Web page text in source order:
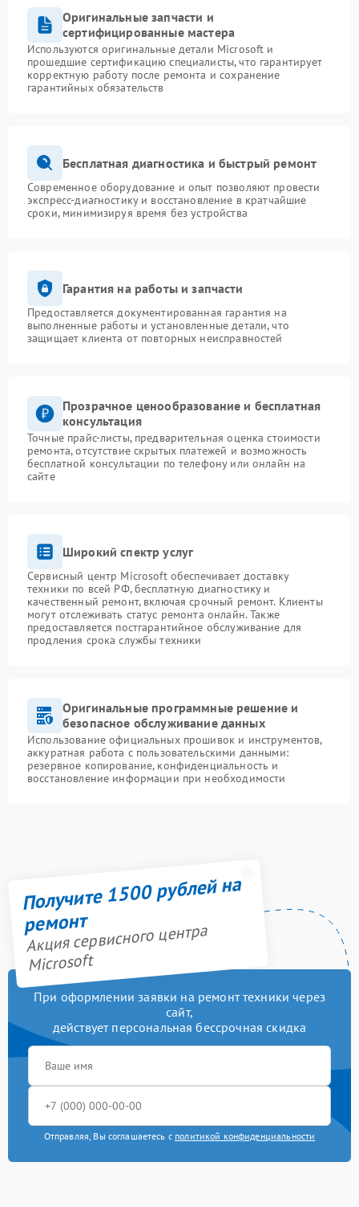
Оригинальные запчасти и
сертифицированные мастера
Используются оригинальные детали Microsoft и
прошедшие сертификацию специалисты, что гарантирует
корректную работу после ремонта и сохранение
гарантийных обязательств
Бесплатная диагностика и быстрый ремонт
Современное оборудование и опыт позволяют провести
экспресс-диагностику и восстановление в кратчайшие
сроки, минимизируя время без устройства
Гарантия на работы и запчасти
Предоставляется документированная гарантия на
выполненные работы и установленные детали, что
защищает клиента от повторных неисправностей
Прозрачное ценообразование и бесплатная
консультация
Точные прайс-листы, предварительная оценка стоимости
ремонта, отсутствие скрытых платежей и возможность
бесплатной консультации по телефону или онлайн на
сайте
Широкий спектр услуг
Сервисный центр Microsoft обеспечивает доставку
техники по всей РФ, бесплатную диагностику и
качественный ремонт, включая срочный ремонт. Клиенты
могут отслеживать статус ремонта онлайн. Также
предоставляется постгарантийное обслуживание для
продления срока службы техники
Оригинальные программные решение и
безопасное обслуживание данных
Использование официальных прошивок и инструментов,
аккуратная работа с пользовательскими данными:
резервное копирование, конфиденциальность и
восстановление информации при необходимости
Получите 1500 рублей на
ремонт
Акция сервисного центра
Microsoft
При оформлении заявки на ремонт техники через
сайт,
действует персональная бессрочная скидка
Отправляя, Вы соглашаетесь с политикой конфиденциальности